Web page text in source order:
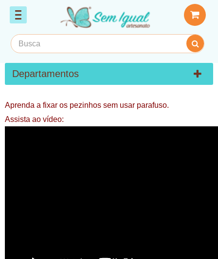
Departamentos
Aprenda a fixar os pezinhos sem usar parafuso.
Assista ao vídeo: